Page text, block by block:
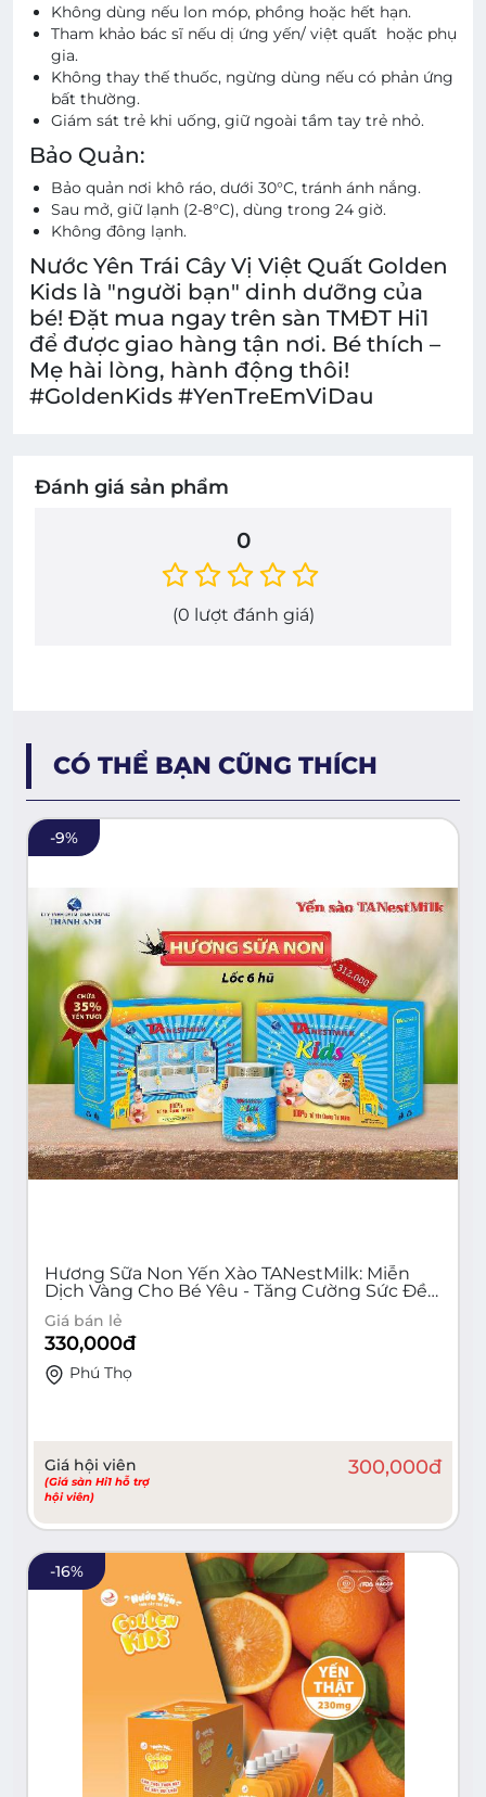
Không dùng nếu lon móp, phồng hoặc hết hạn.
Tham khảo bác sĩ nếu dị ứng yến/ việt quất hoặc phụ
gia.
Không thay thế thuốc, ngừng dùng nếu có phản ứng
bất thường.
Giám sát trẻ khi uống, giữ ngoài tầm tay trẻ nhỏ.
Bảo Quản:
Bảo quản nơi khô ráo, dưới 30°C, tránh ánh nắng.
Sau mở, giữ lạnh (2-8°C), dùng trong 24 giờ.
Không đông lạnh.
Nước Yên Trái Cây Vị Việt Quất Golden
Kids là "người bạn" dinh dưỡng của
bé! Đặt mua ngay trên sàn TMĐT Hi1
để được giao hàng tận nơi. Bé thích –
Mẹ hài lòng, hành động thôi!
#GoldenKids #YenTreEmViDau
Đánh giá sản phẩm
0
(0 lượt đánh giá)
CÓ THỂ BẠN CŨNG THÍCH
-9%
Hương Sữa Non Yến Xào TANestMilk: Miễn
Dịch Vàng Cho Bé Yêu - Tăng Cường Sức Đề
Giá bán lẻ
330,000đ
Phú Thọ
Giá hội viên
(Giá sàn Hi1 hỗ trợ
hội viên)
300,000đ
-16%